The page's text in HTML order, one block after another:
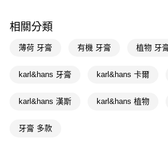
【關於「AFTEE先享後付」】
AFTEE先享後付是「在收到商品之後才付款」
１．簡單：不需註冊會員、不需綁卡、不需儲值。
３．安心：先確認商品／服務後，再付款。
即享券
運送方式
全家取貨付款
相關分類
薄荷 牙膏 有機 牙膏 植物 牙
karl&hans 牙膏 karl&hans 卡爾
karl&hans 漢斯 karl&hans 植物
牙膏 多款